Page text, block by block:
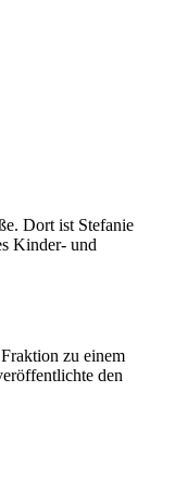
Dort ist Stefanie
Kinder- und
zu einem
den